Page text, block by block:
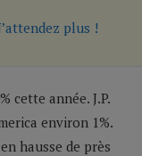
plus !
cette année. J.P.
environ 1%.
hausse de près